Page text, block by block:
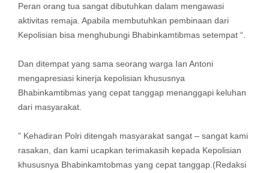
Peran orang tua sangat dibutuhkan dalam mengawasi
aktivitas remaja. Apabila membutuhkan pembinaan dari
Kepolisian bisa menghubungi Bhabinkamtibmas setempat “.
Dan ditempat yang sama seorang warga Ian Antoni
mengapresiasi kinerja kepolisian khususnya
Bhabinkamtibmas yang cepat tanggap menanggapi keluhan
dari masyarakat.
” Kehadiran Polri ditengah masyarakat sangat – sangat kami
rasakan, dan kami ucapkan terimakasih kepada Kepolisian
khususnya Bhabinkamtobmas yang cepat tanggap.(Redaksi